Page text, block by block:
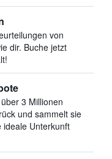
von
dir. Buche jetzt
3 Millionen
und sammelt sie
ideale Unterkunft